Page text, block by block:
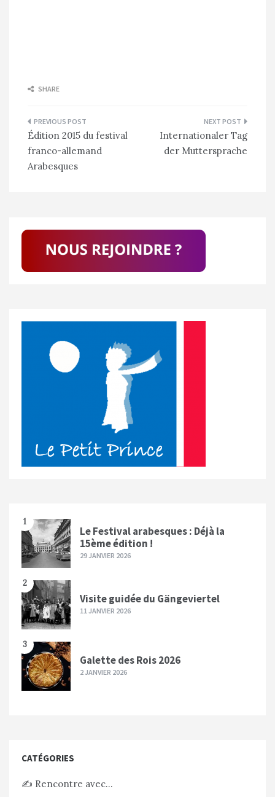
SHARE
Navigation
de
l’article
Édition 2015 du festival
franco-allemand
Arabesques
Internationaler Tag
der Muttersprache
1
Le Festival arabesques : Déjà la
15ème édition !
29 JANVIER 2026
2
Visite guidée du Gängeviertel
11 JANVIER 2026
3
Galette des Rois 2026
2 JANVIER 2026
CATÉGORIES
✍️ Rencontre avec…